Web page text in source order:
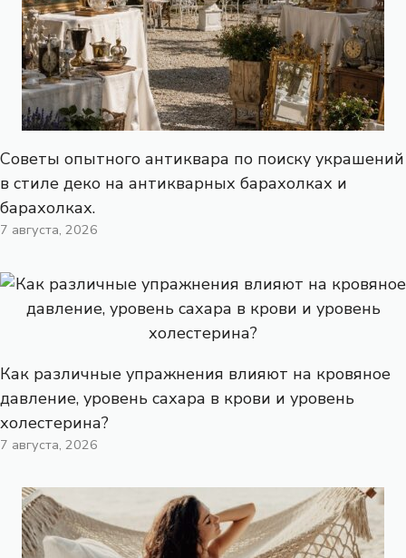
Советы опытного антиквара по поиску украшений
в стиле деко на антикварных барахолках и
барахолках.
7 августа, 2026
Как различные упражнения влияют на кровяное
давление, уровень сахара в крови и уровень
холестерина?
7 августа, 2026